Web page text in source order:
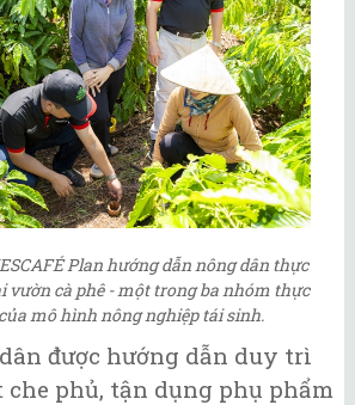
Plan hướng dẫn nông dân thực
vườn cà phê - một trong ba nhóm thực
mô hình nông nghiệp tái sinh.
được hướng dẫn duy trì
phủ, tận dụng phụ phẩm